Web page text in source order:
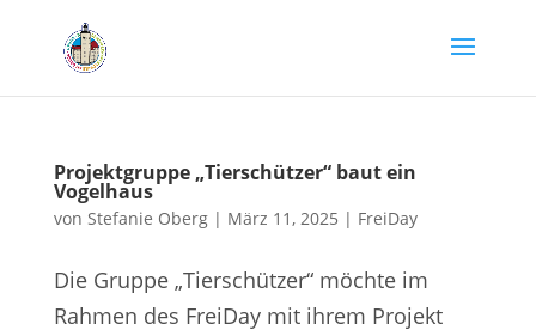
Projektgruppe „Tierschützer“ baut ein
Vogelhaus
von Stefanie Oberg| März 11, 2025 | FreiDay
Die Gruppe „Tierschützer“ möchte im
Rahmen des FreiDay mit ihrem Projekt